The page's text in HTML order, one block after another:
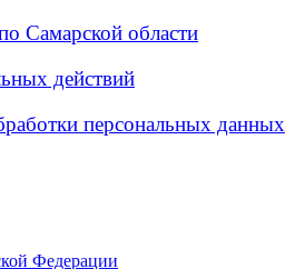
Самарской области
действий
персональных данных
Федерации